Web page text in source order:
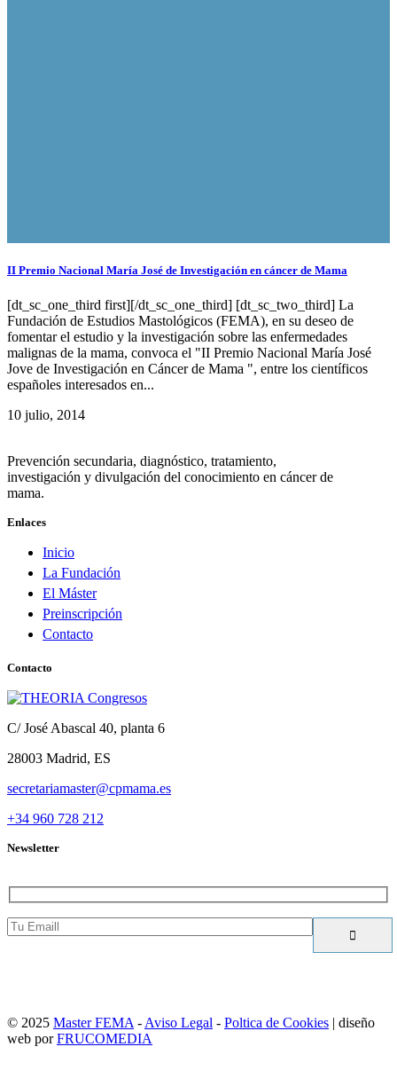
II Premio Nacional María José de Investigación en cáncer de Mama
[dt_sc_one_third first][/dt_sc_one_third] [dt_sc_two_third] La
Fundación de Estudios Mastológicos (FEMA), en su deseo de
fomentar el estudio y la investigación sobre las enfermedades
malignas de la mama, convoca el "II Premio Nacional María José
Jove de Investigación en Cáncer de Mama ", entre los científicos
españoles interesados en...
10 julio, 2014
Prevención secundaria, diagnóstico, tratamiento,
investigación y divulgación del conocimiento en cáncer de
mama.
Enlaces
Inicio
La Fundación
El Máster
Preinscripción
Contacto
Contacto
C/ José Abascal 40, planta 6
28003 Madrid, ES
secretariamaster@cpmama.es
+34 960 728 212
Newsletter
© 2025 Master FEMA - Aviso Legal - Poltica de Cookies | diseño
web porFRUCOMEDIA